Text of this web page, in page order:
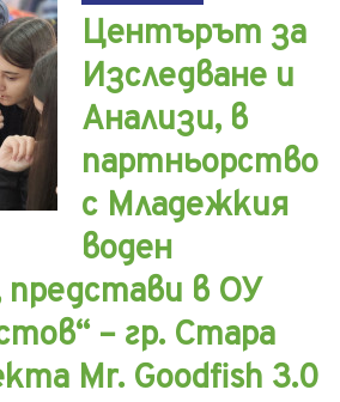
Центърът за
Изследване и
Анализи, в
партньорство
с Младежкия
воден
представи в ОУ
– гр. Стара
Mr. Goodfish 3.0